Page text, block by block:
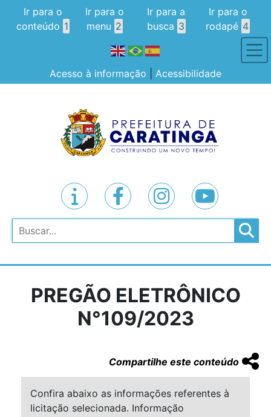
Ir para o
conteúdo 1
Ir para o
menu 2
Ir para a
busca 3
Ir para o
rodapé 4
Acesso à informação Acessibilidade
Pesquisar
PREGÃO ELETRÔNICO
N°109/2023
Compartilhe este conteúdo
Confira abaixo as informações referentes à
licitação selecionada. Informação